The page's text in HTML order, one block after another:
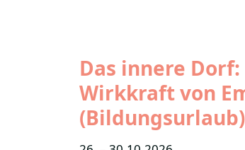
Das innere Dorf:
Wirkkraft von
(Bildungsurlaub)